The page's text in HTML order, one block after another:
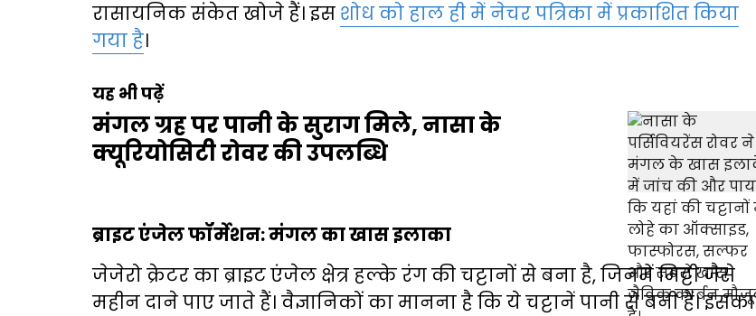
रासायनिक संकेत खोजे हैं। इस शोध को हाल ही में नेचर पत्रिका में प्रकाशित किया
गया है।
यह भी पढ़ें
मंगल ग्रह पर पानी के सुराग मिले, नासा के
क्यूरियोसिटी रोवर की उपलब्धि
ब्राइट एंजेल फॉर्मेशन: मंगल का खास इलाका
जेजेरो क्रेटर का ब्राइट एंजेल क्षेत्र हल्के रंग की चट्टानों से बना है, जिनमें मिट्टी जैसे
महीन दाने पाए जाते हैं। वैज्ञानिकों का मानना है कि ये चट्टानें पानी से बनी हैं। इसका